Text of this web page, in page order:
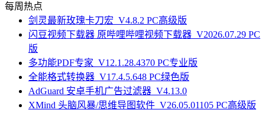
每周热点
剑灵最新玫瑰卡刀宏_V4.8.2 PC高级版
闪豆视频下载器 原哔哩哔哩视频下载器_V2026.07.29 PC
版
多功能PDF专家_V12.1.28.4370 PC专业版
全能格式转换器_V17.4.5.648 PC绿色版
AdGuard 安卓手机广告过滤器_V4.13.0
XMind 头脑风暴/思维导图软件_V26.05.01105 PC高级版